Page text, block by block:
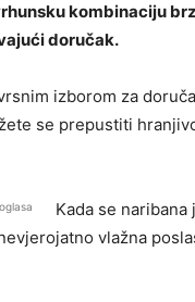
kombinaciju
doručak.
izborom za
se prepustiti
Kada se
vlažna